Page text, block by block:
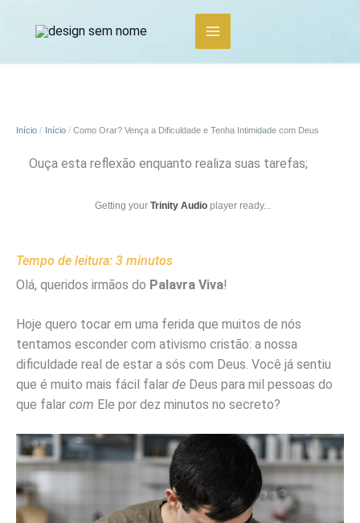
Início Início Como Orar? Vença a Dificuldade e Tenha Intimidade com Deus
Ouça esta reflexão enquanto realiza suas tarefas;
Getting your Trinity Audio player ready...
Tempo de leitura: 3 minutos
Olá, queridos irmãos do Palavra Viva!
Hoje quero tocar em uma ferida que muitos de nós
tentamos esconder com ativismo cristão: a nossa
dificuldade real de estar a sós com Deus. Você já sentiu
que é muito mais fácil falar de Deus para mil pessoas do
que falar com Ele por dez minutos no secreto?